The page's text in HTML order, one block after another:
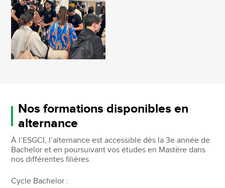
Nos formations disponibles en
alternance
À l’ESGCI, l’alternance est accessible dès la 3e année de
Bachelor et en poursuivant vos études en Mastère dans
nos différentes filières.
Cycle Bachelor :